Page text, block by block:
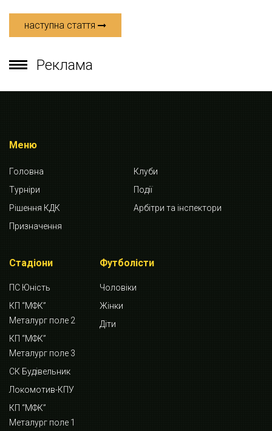
наступна стаття
Реклама
Меню
Головна
Клуби
Турніри
Події
Рішення КДК
Арбітри та інспектори
Призначення
Стадіони
ПС Юність
КП “МФК”
Металург поле 2
КП “МФК”
Металург поле 3
СК Будівельник
Локомотив-КПУ
КП “МФК”
Металург поле 1
Футболісти
Чоловіки
Жінки
Діти